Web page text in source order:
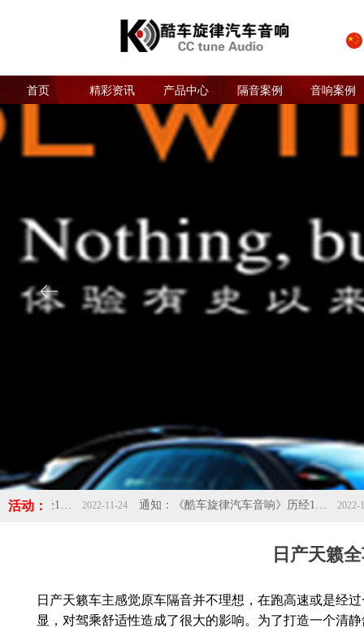
首页 精彩资讯 产品中心 隔音案例 音响案例
ꂃ
活动：2022-11-24
通知：《酷车旋律汽车音响》历经10年的成长，现应发展需求搬迁新址：佛山市南海区桂城海八西路保润汽车城1号楼首层，欢迎新老客户光临新店！！！-酷车旋律 2022-11-24
通知：《酷车旋律汽车音响》历经10年的成长，现应发展需求搬迁新址：佛山市南海区桂城海八西路保润汽车城1号楼首层，欢迎新老客户光临新店！！！-酷车旋律
日产天籁
日产天籁车主感觉原车隔音并不理想，在跑高速或是经
显，对驾乘舒适性造成了很大的影响。为了打造一个清